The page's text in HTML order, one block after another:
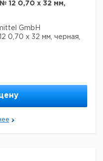
12 0,70 x 32 мм,
GmbH
0,70 x 32 мм, черная,